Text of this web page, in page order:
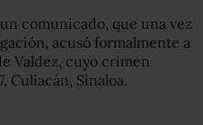
comunicado, que una vez
acusó formalmente a
Valdez, cuyo crimen
Culiacán, Sinaloa.